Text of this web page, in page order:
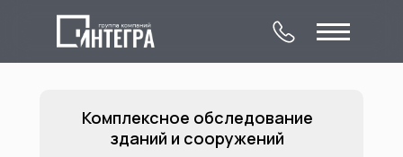
Комплексное обследование
зданий и сооружений